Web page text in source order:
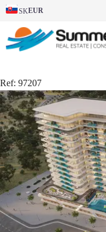
SKEUR
Ref: 97207